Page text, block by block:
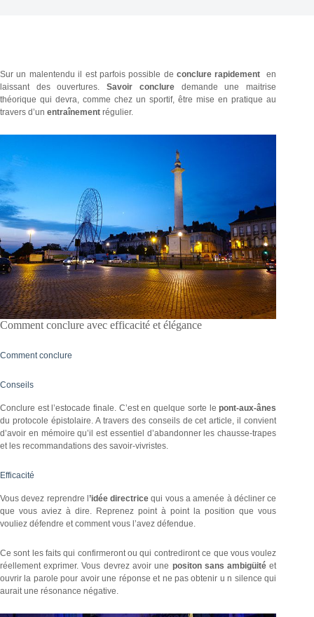
Sur un malentendu il est parfois possible deconclure rapidement
en
laissant des ouvertures.Savoir conclure demande une maitrise
théorique qui devra, comme chez un sportif, être mise en pratique au
travers d’un entraînement régulier.
Comment conclure avec efficacité et élégance
Comment conclure
Conseils
Conclure est l’estocade finale. C’est en quelque sorte lepont-aux-ânes
du protocole épistolaire. A travers des conseils de cet article, il convient
d’avoir en mémoire qu’il est essentiel d’abandonner les chausse-trapes
et les recommandations des savoir-vivristes.
Efficacité
Vous devez reprendre l’idée directrice qui vous a amenée à décliner ce
que vous aviez à dire. Reprenez point à point la position que vous
vouliez défendre et comment vous l’avez défendue.
Ce sont les faits qui confirmeront ou qui contrediront ce que vous voulez
réellement exprimer. Vous devrez avoir une positon sans ambigüité et
ouvrir la parole pour avoir une réponse et ne pas obtenir u n silence qui
aurait une résonance négative.